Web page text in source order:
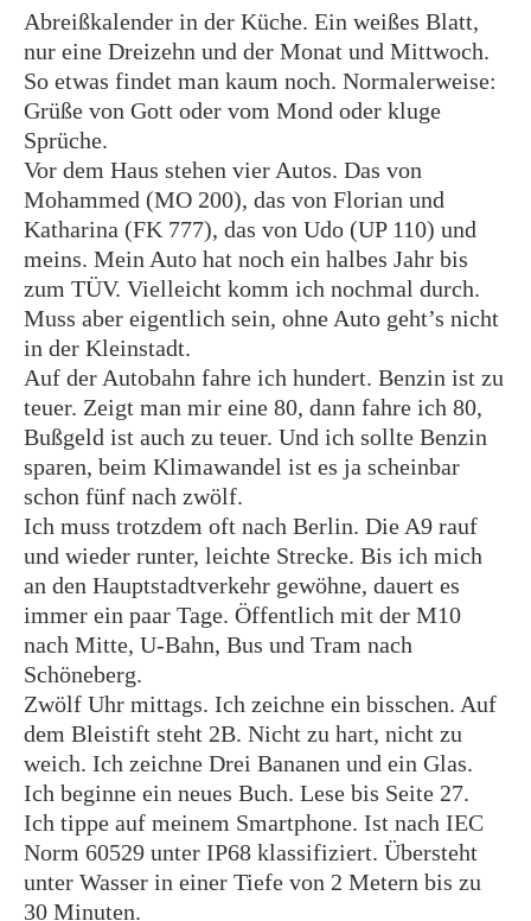
Abreißkalender in der Küche. Ein weißes Blatt,
nur eine Dreizehn und der Monat und Mittwoch.
So etwas findet man kaum noch. Normalerweise:
Grüße von Gott oder vom Mond oder kluge
Sprüche.
Vor dem Haus stehen vier Autos. Das von
Mohammed (MO 200), das von Florian und
Katharina (FK 777), das von Udo (UP 110) und
meins. Mein Auto hat noch ein halbes Jahr bis
zum TÜV. Vielleicht komm ich nochmal durch.
Muss aber eigentlich sein, ohne Auto geht’s nicht
in der Kleinstadt.
Auf der Autobahn fahre ich hundert. Benzin ist zu
teuer. Zeigt man mir eine 80, dann fahre ich 80,
Bußgeld ist auch zu teuer. Und ich sollte Benzin
sparen, beim Klimawandel ist es ja scheinbar
schon fünf nach zwölf.
Ich muss trotzdem oft nach Berlin. Die A9 rauf
und wieder runter, leichte Strecke. Bis ich mich
an den Hauptstadtverkehr gewöhne, dauert es
immer ein paar Tage. Öffentlich mit der M10
nach Mitte, U-Bahn, Bus und Tram nach
Schöneberg.
Zwölf Uhr mittags. Ich zeichne ein bisschen. Auf
dem Bleistift steht 2B. Nicht zu hart, nicht zu
weich. Ich zeichne Drei Bananen und ein Glas.
Ich beginne ein neues Buch. Lese bis Seite 27.
Ich tippe auf meinem Smartphone. Ist nach IEC
Norm 60529 unter IP68 klassifiziert. Übersteht
unter Wasser in einer Tiefe von 2 Metern bis zu
30 Minuten.